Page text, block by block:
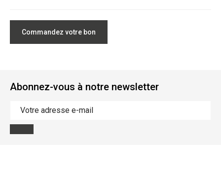
Commandez votre bon
Abonnez-vous à notre newsletter